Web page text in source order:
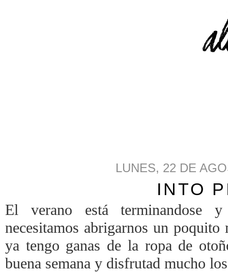
LUNES, 22 DE
INTO
El verano está terminandose
necesitamos abrigarnos un
ya tengo ganas de la ropa de
buena semana y disfrutad mucho